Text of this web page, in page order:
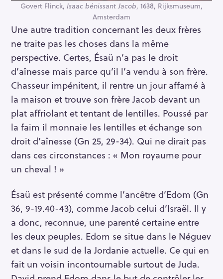
Govert Flinck, Isaac bénissant Jacob, 1638, Rijksmuseum,
Amsterdam
Une autre tradition concernant les deux frères
ne traite pas les choses dans la même
perspective. Certes, Ésaü n’a pas le droit
d’aînesse mais parce qu’il l’a vendu à son frère.
Chasseur impénitent, il rentre un jour affamé à
la maison et trouve son frère Jacob devant un
plat affriolant et tentant de lentilles. Poussé par
la faim il monnaie les lentilles et échange son
droit d’aînesse (Gn 25, 29-34). Qui ne dirait pas
dans ces circonstances : « Mon royaume pour
un cheval ! »
Ésaü est présenté comme l’ancêtre d’Edom (Gn
36, 9-19.40-43), comme Jacob celui d’Israël. Il y
a donc, reconnue, une parenté certaine entre
les deux peuples. Edom se situe dans le Néguev
et dans le sud de la Jordanie actuelle. Ce qui en
fait un voisin incontournable surtout de Juda.